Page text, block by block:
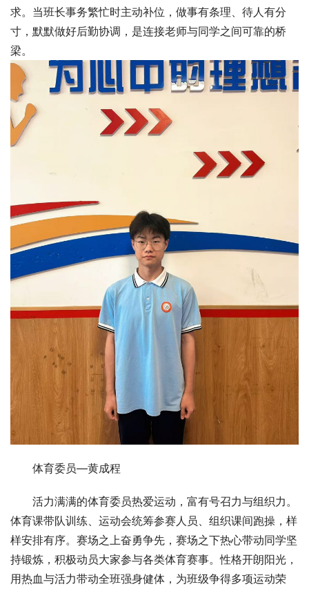
求。当班长事务繁忙时主动补位，做事有条理、待人有分
寸，默默做好后勤协调，是连接老师与同学之间可靠的桥
梁。
体育委员—黄成程
活力满满的体育委员热爱运动，富有号召力与组织力。
体育课带队训练、运动会统筹参赛人员、组织课间跑操，样
样安排有序。赛场之上奋勇争先，赛场之下热心带动同学坚
持锻炼，积极动员大家参与各类体育赛事。性格开朗阳光，
用热血与活力带动全班强身健体，为班级争得多项运动荣